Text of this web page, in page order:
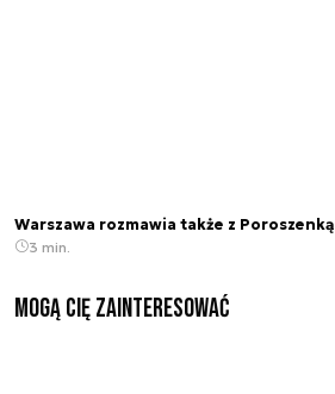
Warszawa rozmawia także z Poroszenką
3 min.
Mogą Cię zainteresować